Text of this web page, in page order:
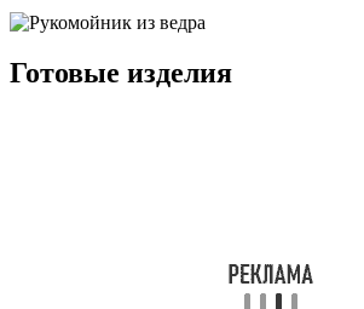
Готовые изделия